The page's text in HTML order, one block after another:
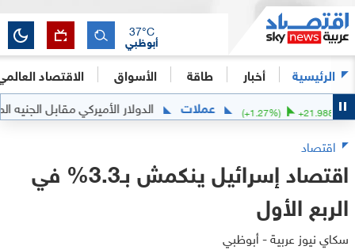
الرئيسية أخبار طاقة الأسواق الاقتصاد
أبوظبي
37°C
(+ 1.27%) عملات الدولار الأميركي مقابل الجنيه المصري
اقتصاد
اقتصاد إسرائيل ينكمش بـ3.3% في
الربع الأول
سكاي نيوز عربية - أبوظبي